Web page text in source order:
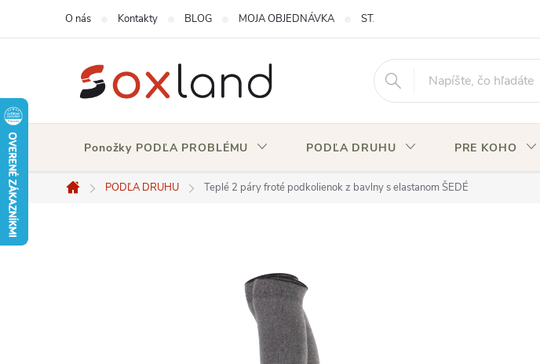
O nás Kontakty BLOG MOJA OBJEDNÁVKA STAV OBJEDNÁVKY
Ponožky PODĽA PROBLÉMU PODĽA DRUHU PRE KOHO
Domov
PODĽA DRUHU Teplé 2 páry froté podkolienok z bavlny s elastanom ŠEDÉ